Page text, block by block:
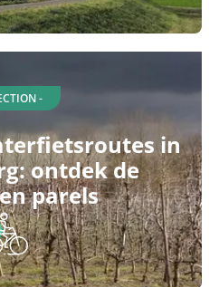
-
in
ontdek de
parels